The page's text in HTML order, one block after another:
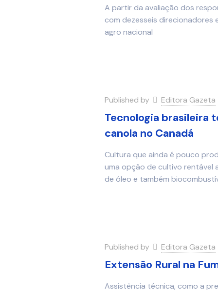
A partir da avaliação dos
com dezesseis direcionadores
agro nacional
Published by Editora Gazeta
Tecnologia brasileira
canola no Canadá
Cultura que ainda é pouco
uma opção de cultivo rentável
de óleo e também
Published by Editora Gazeta
Extensão Rural na
Assistência técnica, como a